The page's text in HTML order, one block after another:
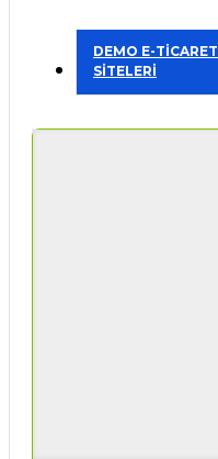
DEMO E-TİCARET
SİTELERİ